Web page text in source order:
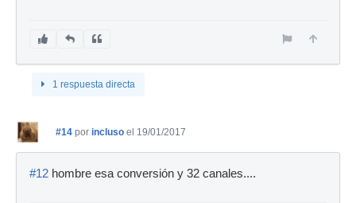
1 respuesta directa
#14 por incluso el 19/01/2017
#12 hombre esa conversión y 32 canales....